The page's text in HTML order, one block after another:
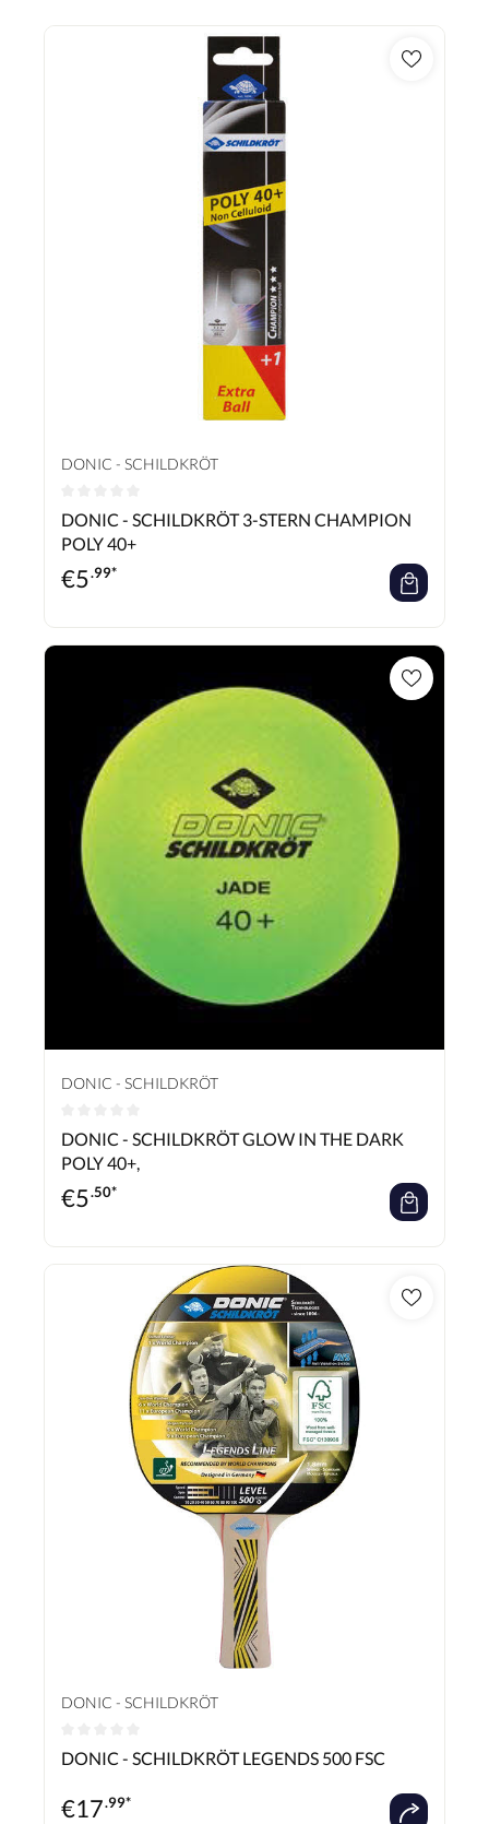
DONIC - SCHILDKRÖT
Durchschnittliche Bewertung von 0 von 5 Sternen
DONIC - SCHILDKRÖT 3-STERN CHAMPION
POLY 40+
€5.99*
DONIC - SCHILDKRÖT
Durchschnittliche Bewertung von 0 von 5 Sternen
DONIC - SCHILDKRÖT GLOW IN THE DARK
POLY 40+,
€5.50*
DONIC - SCHILDKRÖT
Durchschnittliche Bewertung von 0 von 5 Sternen
DONIC - SCHILDKRÖT LEGENDS 500 FSC
€17.99*